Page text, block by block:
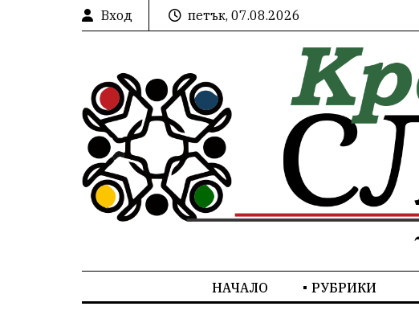
Вход петък, 07.08.2026
НАЧАЛО РУБРИКИ